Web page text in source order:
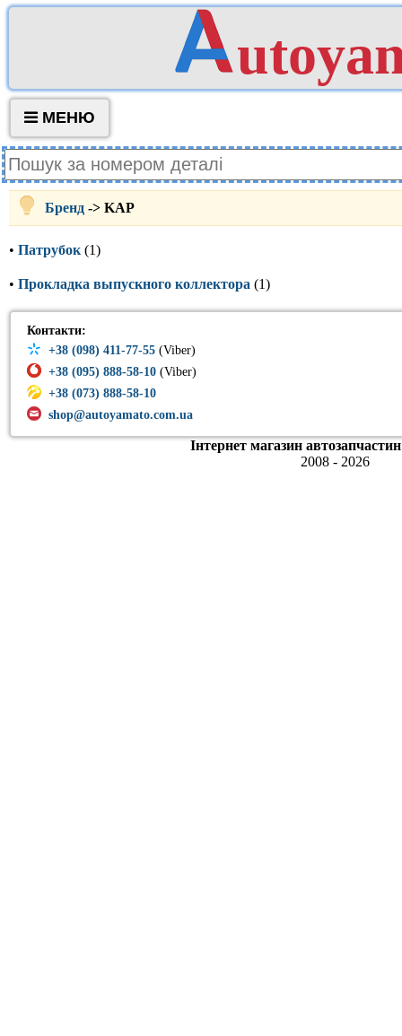
МЕНЮ
Бренд -> KAP
• Патрубок (1)
• Прокладка выпускного коллектора (1)
Контакти:
+38 (098) 411-77-55 (Viber)
+38 (095) 888-58-10 (Viber)
+38 (073) 888-58-10
shop@autoyamato.com.ua
Інтернет магазин
2008 - 2026